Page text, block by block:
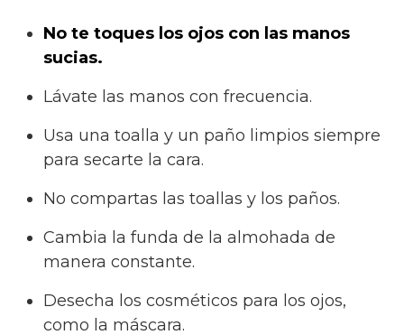
No te toques los ojos con las manos
sucias.
Lávate las manos con frecuencia.
Usa una toalla y un paño limpios siempre
para secarte la cara.
No compartas las toallas y los paños.
Cambia la funda de la almohada de
manera constante.
Desecha los cosméticos para los ojos,
como la máscara.